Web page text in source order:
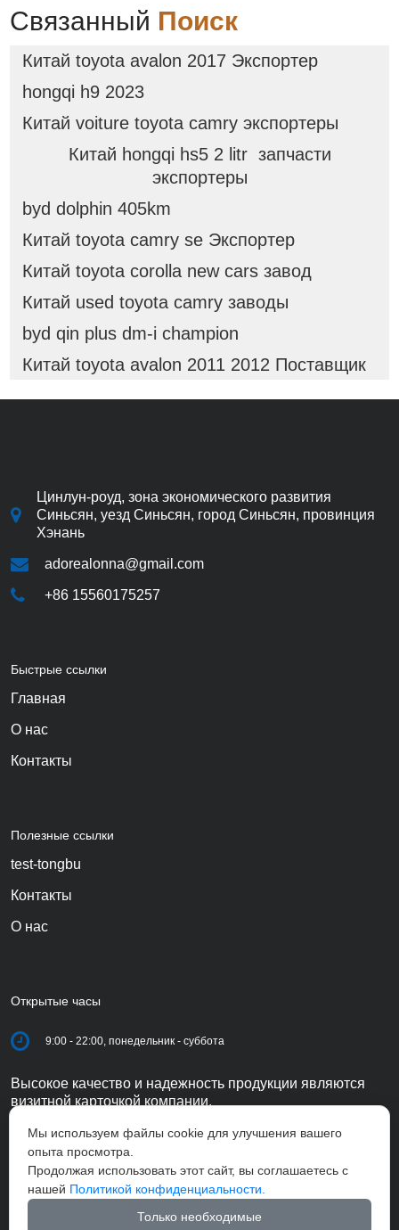
Цена в Индонезии
Связанный Поиск
Китай toyota avalon 2017 Экспортер
hongqi h9 2023
Китай voiture toyota camry экспортеры
Китай hongqi hs5 2 litr запчасти
экспортеры
byd dolphin 405km
Китай toyota camry se Экспортер
Китай toyota corolla new cars завод
Китай used toyota camry заводы
byd qin plus dm-i champion
Китай toyota avalon 2011 2012 Поставщик
Цинлун-роуд, зона экономического развития
Синьсян, уезд Синьсян, город Синьсян, провинция
Хэнань
adorealonna@gmail.com
+86 15560175257
Быстрые ссылки
Главная
О нас
Контакты
Полезные ссылки
test-tongbu
Контакты
О нас
Открытые часы
9:00 - 22:00, понедельник - суббота
Высокое качество и надежность продукции являются
визитной карточкой компании.
Мы используем файлы cookie для улучшения вашего
опыта просмотра.
Продолжая использовать этот сайт, вы соглашаетесь с
нашей Политикой конфиденциальности.
Только необходимые